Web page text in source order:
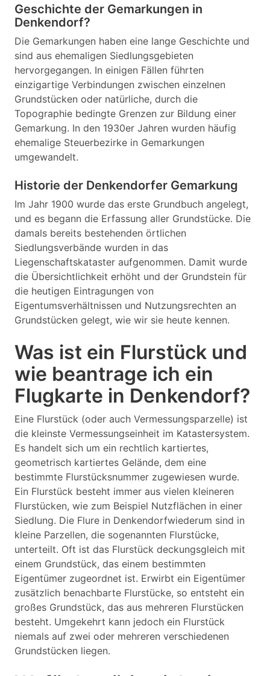
Geschichte der Gemarkungen in
Denkendorf?
Die Gemarkungen haben eine lange Geschichte und
sind aus ehemaligen Siedlungsgebieten
hervorgegangen. In einigen Fällen führten
einzigartige Verbindungen zwischen einzelnen
Grundstücken oder natürliche, durch die
Topographie bedingte Grenzen zur Bildung einer
Gemarkung. In den 1930er Jahren wurden häufig
ehemalige Steuerbezirke in Gemarkungen
umgewandelt.
Historie der Denkendorfer Gemarkung
Im Jahr 1900 wurde das erste Grundbuch angelegt,
und es begann die Erfassung aller Grundstücke. Die
damals bereits bestehenden örtlichen
Siedlungsverbände wurden in das
Liegenschaftskataster aufgenommen. Damit wurde
die Übersichtlichkeit erhöht und der Grundstein für
die heutigen Eintragungen von
Eigentumsverhältnissen und Nutzungsrechten an
Grundstücken gelegt, wie wir sie heute kennen.
Was ist ein Flurstück und
wie beantrage ich ein
Flugkarte in Denkendorf?
Eine Flurstück (oder auch Vermessungsparzelle) ist
die kleinste Vermessungseinheit im Katastersystem.
Es handelt sich um ein rechtlich kartiertes,
geometrisch kartiertes Gelände, dem eine
bestimmte Flurstücksnummer zugewiesen wurde.
Ein Flurstück besteht immer aus vielen kleineren
Flurstücken, wie zum Beispiel Nutzflächen in einer
Siedlung. Die Flure in Denkendorfwiederum sind in
kleine Parzellen, die sogenannten Flurstücke,
unterteilt. Oft ist das Flurstück deckungsgleich mit
einem Grundstück, das einem bestimmten
Eigentümer zugeordnet ist. Erwirbt ein Eigentümer
zusätzlich benachbarte Flurstücke, so entsteht ein
großes Grundstück, das aus mehreren Flurstücken
besteht. Umgekehrt kann jedoch ein Flurstück
niemals auf zwei oder mehreren verschiedenen
Grundstücken liegen.